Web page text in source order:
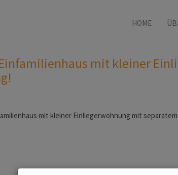
HOME
mit kleiner